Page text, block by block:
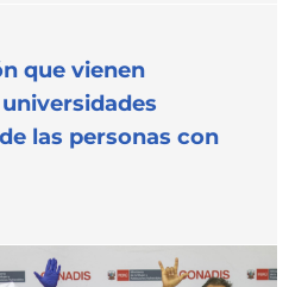
que vienen
las personas con